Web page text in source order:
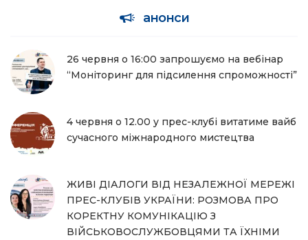
анонси
26 червня о 16:00 запрошуємо на вебінар
“Моніторинг для підсилення спроможності”
4 червня о 12.00 у прес-клубі витатиме вайб
сучасного міжнародного мистецтва
ЖИВІ ДІАЛОГИ ВІД НЕЗАЛЕЖНОЇ МЕРЕЖІ
ПРЕС-КЛУБІВ УКРАЇНИ: РОЗМОВА ПРО
КОРЕКТНУ КОМУНІКАЦІЮ З
ВІЙСЬКОВОСЛУЖБОВЦЯМИ ТА ЇХНІМИ